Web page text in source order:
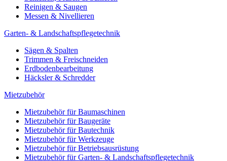
Reinigen & Saugen
Messen & Nivellieren
Garten- & Landschaftspflegetechnik
Sägen & Spalten
Trimmen & Freischneiden
Erdbodenbearbeitung
Häcksler & Schredder
Mietzubehör
Mietzubehör für Baumaschinen
Mietzubehör für Baugeräte
Mietzubehör für Bautechnik
Mietzubehör für Werkzeuge
Mietzubehör für Betriebsausrüstung
Mietzubehör für Garten- & Landschaftspflegetechnik